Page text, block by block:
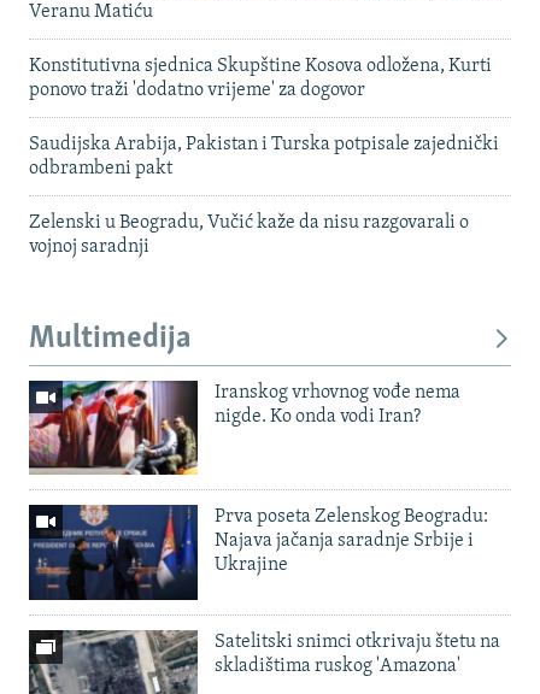
Veranu Matiću
Konstitutivna sjednica Skupštine Kosova odložena, Kurti
ponovo traži 'dodatno vrijeme' za dogovor
Saudijska Arabija, Pakistan i Turska potpisale zajednički
odbrambeni pakt
Zelenski u Beogradu, Vučić kaže da nisu razgovarali o
vojnoj saradnji
Multimedija
Iranskog vrhovnog vođe nema
nigde. Ko onda vodi Iran?
Prva poseta Zelenskog Beogradu:
Najava jačanja saradnje Srbije i
Ukrajine
Satelitski snimci otkrivaju štetu na
skladištima ruskog 'Amazona'